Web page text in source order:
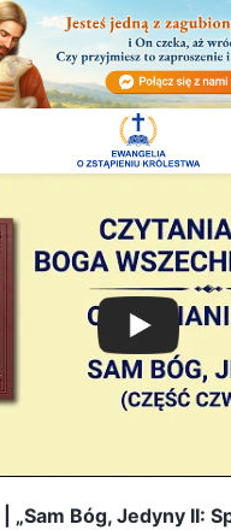
| „Sam Bóg, Jedyny II: